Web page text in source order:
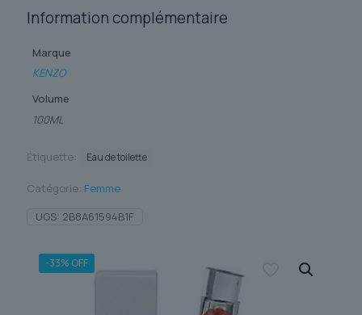
-33% OFF
Information complémentaire
Marque
KENZO
Volume
100ML
Étiquette: Eau de toilette
Catégorie: Femme
UGS: 2B8A61594B1F